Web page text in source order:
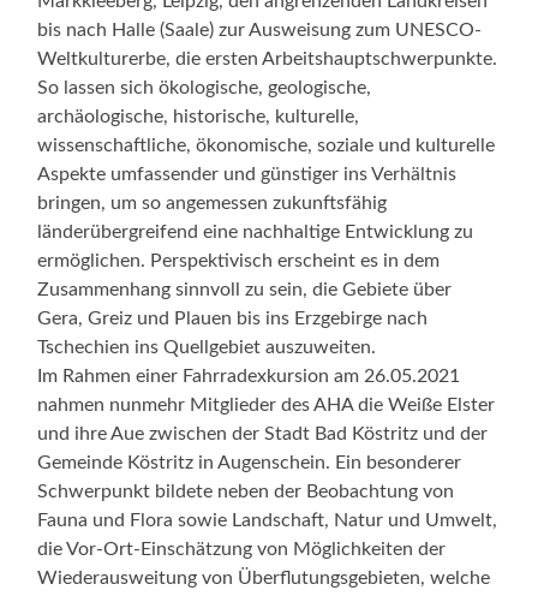
bis nach Halle (Saale) zur Ausweisung zum UNESCO-
Weltkulturerbe, die ersten Arbeitshauptschwerpunkte.
So lassen sich ökologische, geologische,
archäologische, historische, kulturelle,
wissenschaftliche, ökonomische, soziale und kulturelle
Aspekte umfassender und günstiger ins Verhältnis
bringen, um so angemessen zukunftsfähig
länderübergreifend eine nachhaltige Entwicklung zu
ermöglichen. Perspektivisch erscheint es in dem
Zusammenhang sinnvoll zu sein, die Gebiete über
Gera, Greiz und Plauen bis ins Erzgebirge nach
Tschechien ins Quellgebiet auszuweiten.
Im Rahmen einer Fahrradexkursion am 26.05.2021
nahmen nunmehr Mitglieder des AHA die Weiße Elster
und ihre Aue zwischen der Stadt Bad Köstritz und der
Gemeinde Köstritz in Augenschein. Ein besonderer
Schwerpunkt bildete neben der Beobachtung von
Fauna und Flora sowie Landschaft, Natur und Umwelt,
die Vor-Ort-Einschätzung von Möglichkeiten der
Wiederausweitung von Überflutungsgebieten, welche